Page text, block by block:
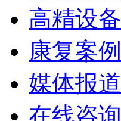
高精设备
康复案例
媒体报道
在线咨询